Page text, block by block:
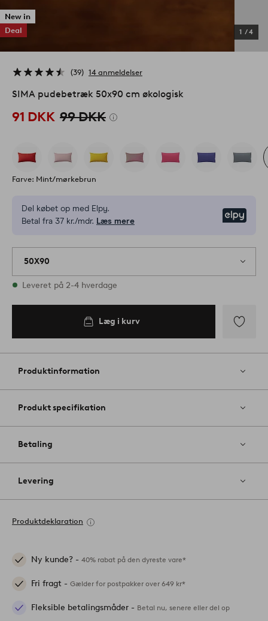
New in
Deal
1 /4
39 14 anmeldelser
SIMA pudebetræk 50x90 cm økologisk
91 DKK 99 DKK
Farve: Mint/mørkebrun
Del købet op med Elpy.
Betal fra 37 kr./mdr. Læs mere
50X90
På lager
Leveret på 2-4 hverdage
Læg i kurv
til
Produktinformation
Produkt specifikation
Betaling
Levering
Produktdeklaration
Ny kunde? - 40% rabat på den dyreste vare*
Fri fragt - Gælder for postpakker over 649 kr*
Fleksible betalingsmåder - Betal nu, senere eller del op